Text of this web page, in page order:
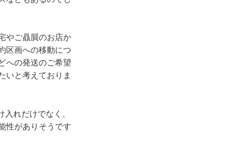
やご贔屓のお店か
区画への移動につ
への発送のご希望
いと考えておりま
れだけでなく、
性がありそうです